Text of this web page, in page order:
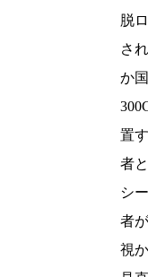
脱
さ
か
置
者
シ
者
視